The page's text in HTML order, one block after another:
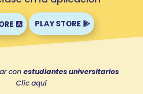
PLAY STORE
con estudiantes universitarios
Clic aquí